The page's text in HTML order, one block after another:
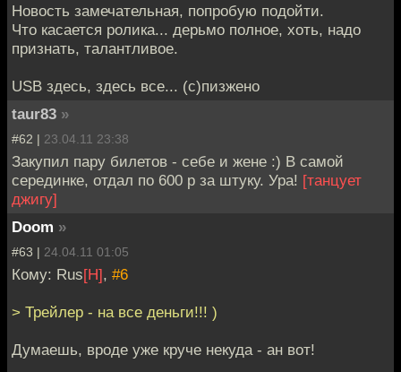
Новость замечательная, попробую подойти.
Что касается ролика... дерьмо полное, хоть, надо
признать, талантливое.
USB здесь, здесь все... (с)пизжено
taur83 »
#62 | 23.04.11 23:38
Закупил пару билетов - себе и жене :) В самой
серединке, отдал по 600 р за штуку. Ура! [танцует
джигу]
Doom »
#63 | 24.04.11 01:05
Кому: Rus[H], #6
> Трейлер - на все деньги!!! )
Думаешь, вроде уже круче некуда - ан вот!